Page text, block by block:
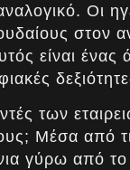
Οι
στον
είναι ένας
των
Μέσα από
γύρω από